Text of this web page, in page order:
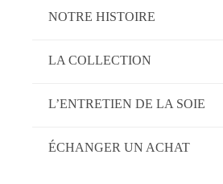
NOTRE HISTOIRE
LA COLLECTION
L’ENTRETIEN DE LA SOIE
ÉCHANGER UN ACHAT